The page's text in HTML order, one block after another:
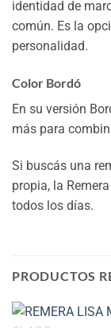
identidad de
común. Es la
personalidad.
Color Bordó
En su versión
más para
Si buscás una
propia, la
todos los días.
PRODUCTOS